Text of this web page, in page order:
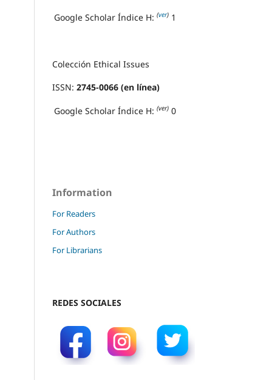
Google Scholar Índice H: (ver) 1
Colección Ethical Issues
ISSN: 2745-0066 (en línea)
Google Scholar Índice H: (ver) 0
Information
For Readers
For Authors
For Librarians
REDES SOCIALES